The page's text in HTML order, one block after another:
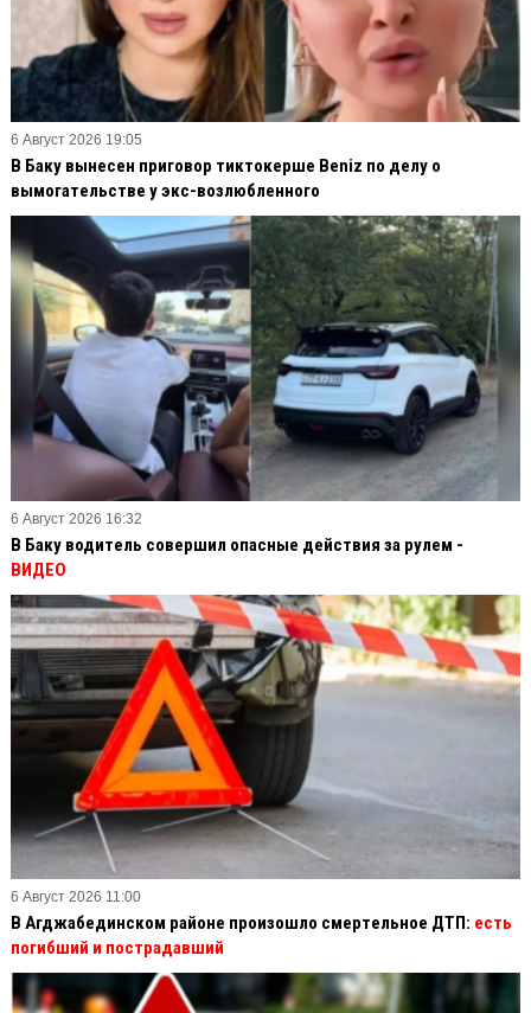
6 Август 2026 19:05
В Баку вынесен приговор тиктокерше Beniz по делу о
вымогательстве у экс-возлюбленного
6 Август 2026 16:32
В Баку водитель совершил опасные действия за рулем -
ВИДЕО
6 Август 2026 11:00
В Агджабединском районе произошло смертельное ДТП: есть
погибший и пострадавший